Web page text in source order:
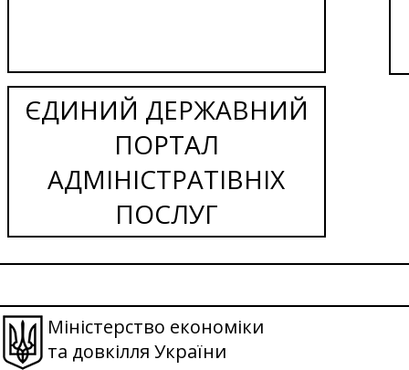
ЄДИНИЙ ДЕРЖАВНИЙ
ПОРТАЛ
АДМІНІСТРАТІВНІХ
ПОСЛУГ
Міністерство економіки
та довкілля України